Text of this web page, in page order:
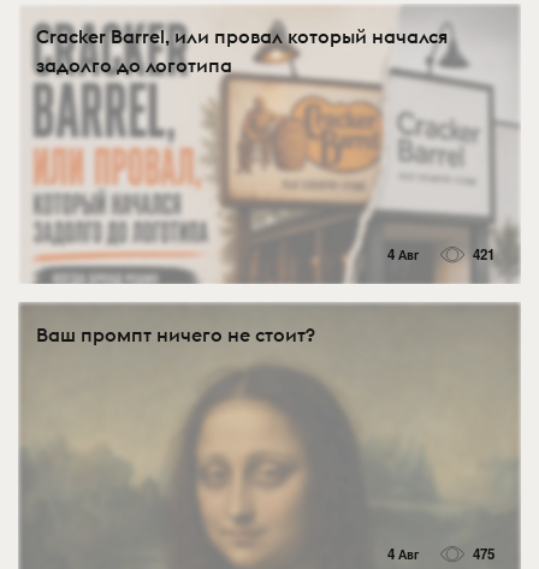
Cracker Barrel, или провал который начался
задолго до логотипа
4 Авг 421
Ваш промпт ничего не стоит?
4 Авг 475